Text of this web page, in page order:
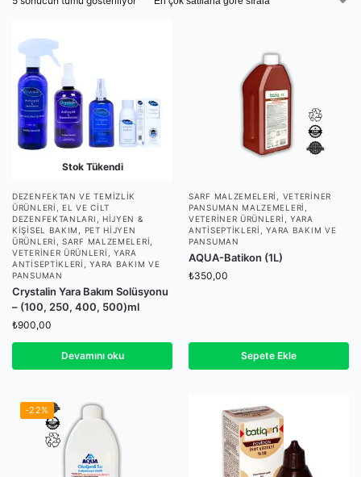
Stok Tükendi
DEZENFEKTAN VE TEMIZLIK
ÜRÜNLERI
EL VE CILT
DEZENFEKTANLARI
HIJYEN &
KIŞISEL BAKIM
PET HIJYEN
ÜRÜNLERI
,SARF MALZEMELERI
VETERINER ÜRÜNLERI
,YARA
ANTISEPTIKLERI
,YARA BAKIM VE
PANSUMAN
Crystalin Yara Bakım Solüsyonu
– (100, 250, 400, 500)ml
₺900,00
Devamını oku
SARF MALZEMELERI
VETERINER
PANSUMAN MALZEMELERI
VETERINER ÜRÜNLERI
,YARA
ANTISEPTIKLERI
,YARA BAKIM VE
PANSUMAN
AQUA-Batikon (1L)
₺350,00
Sepete Ekle
-22%